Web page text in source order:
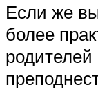
Если же
более